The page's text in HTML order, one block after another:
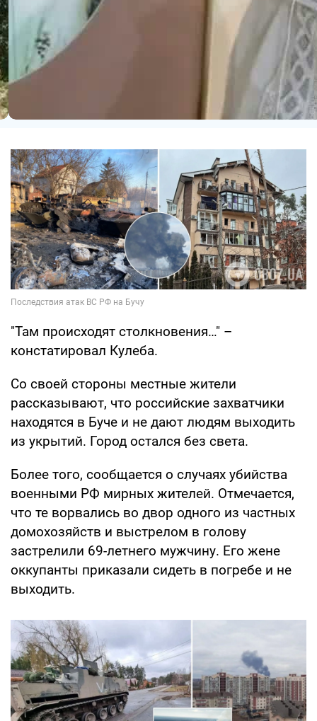
"Там происходят столкновения…" –
констатировал Кулеба.
Со своей стороны местные жители
рассказывают, что российские захватчики
находятся в Буче и не дают людям выходить
из укрытий. Город остался без света.
Более того, сообщается о случаях убийства
военными РФ мирных жителей. Отмечается,
что те ворвались во двор одного из частных
домохозяйств и выстрелом в голову
застрелили 69-летнего мужчину. Его жене
оккупанты приказали сидеть в погребе и не
выходить.